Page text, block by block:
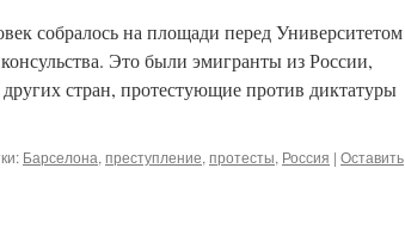
собралось на площади перед Университетом
Это были эмигранты из России,
стран, протестующие против диктатуры
Барселона, преступление, протесты, Россия | Оставить